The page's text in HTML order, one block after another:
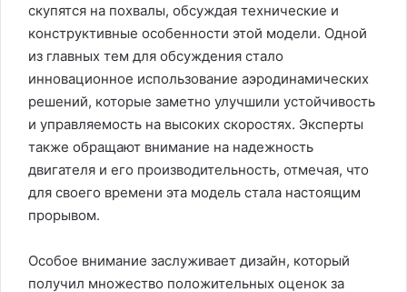
скупятся на похвалы, обсуждая технические и
конструктивные особенности этой модели. Одной
из главных тем для обсуждения стало
инновационное использование аэродинамических
решений, которые заметно улучшили устойчивость
и управляемость на высоких скоростях. Эксперты
также обращают внимание на надежность
двигателя и его производительность, отмечая, что
для своего времени эта модель стала настоящим
прорывом.
Особое внимание заслуживает дизайн, который
получил множество положительных оценок за